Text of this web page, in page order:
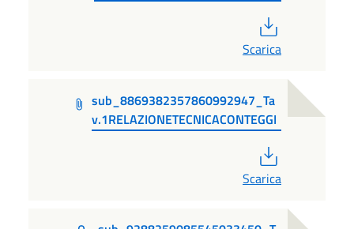
Scarica
sub_8869382357860992947_Ta
v.1RELAZIONETECNICACONTEGGI
Scarica